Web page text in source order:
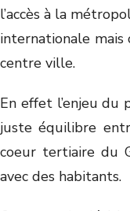
l’accès à la
internationale mais
centre ville.
En effet l’enjeu
juste équilibre
coeur tertiaire du
avec des habitants.